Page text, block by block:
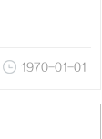
1970-01-01